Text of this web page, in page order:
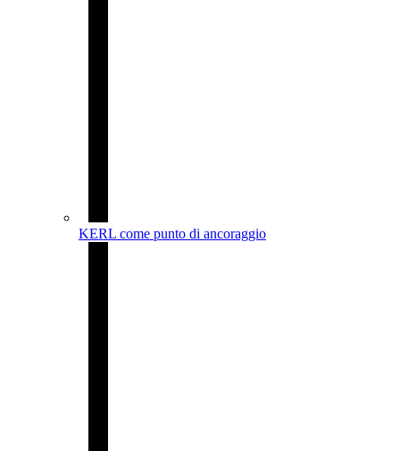
KERL come punto di ancoraggio